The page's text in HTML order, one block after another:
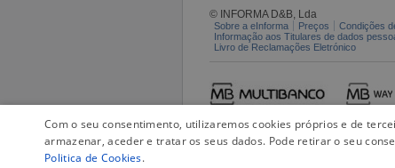
© INFORMA D&B, Lda
Sobre a eInforma Preços Condições
Informação aos Titulares de dados
Livro de Reclamações Eletrónico
Com o seu consentimento, utilizaremos cookies próprios e de
armazenar, aceder e tratar os seus dados. Pode retirar o seu
Politica de Cookies.